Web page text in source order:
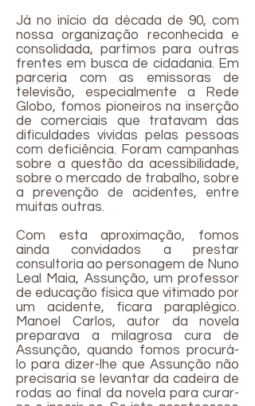
Já no início da década de 90, com
nossa organização reconhecida e
consolidada, partimos para outras
frentes em busca de cidadania. Em
parceria com as emissoras de
televisão, especialmente a Rede
Globo, fomos pioneiros na inserção
de comerciais que tratavam das
dificuldades vividas pelas pessoas
com deficiência. Foram campanhas
sobre a questão da acessibilidade,
sobre o mercado de trabalho, sobre
a prevenção de acidentes, entre
muitas outras.
Com esta aproximação, fomos
ainda convidados a prestar
consultoria ao personagem de Nuno
Leal Maia, Assunção, um professor
de educação fisica que vitimado por
um acidente, ficara paraplégico.
Manoel Carlos, autor da novela
preparava a milagrosa cura de
Assunção, quando fomos procurá-
lo para dizer-lhe que Assunção não
precisaria se levantar da cadeira de
rodas ao final da novela para curar-